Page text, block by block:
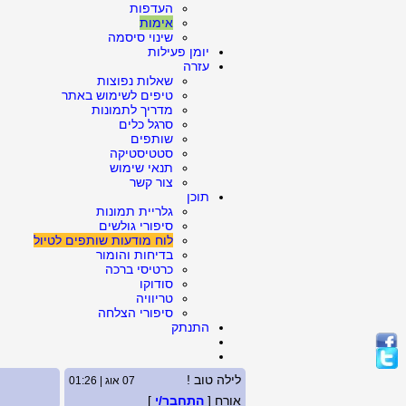
העדפות
אימות
שינוי סיסמה
יומן פעילות
עזרה
שאלות נפוצות
טיפים לשימוש באתר
מדריך לתמונות
סרגל כלים
שותפים
סטטיסטיקה
תנאי שימוש
צור קשר
תוכן
גלריית תמונות
סיפורי גולשים
לוח מודעות שותפים לטיול
בדיחות והומור
כרטיסי ברכה
סודוקו
טריוויה
סיפורי הצלחה
התנתק
לילה טוב ! 07 אוג | 01:26
אורח [ התחבר/י ]